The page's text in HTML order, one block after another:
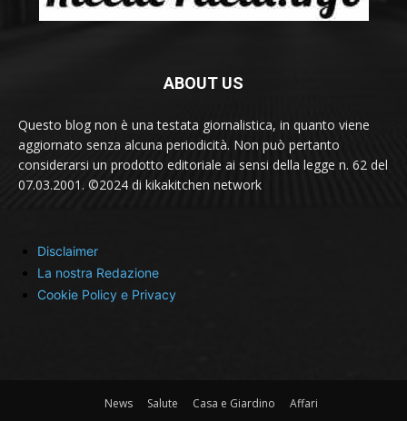
ABOUT US
Questo blog non è una testata giornalistica, in quanto viene
aggiornato senza alcuna periodicità. Non può pertanto
considerarsi un prodotto editoriale ai sensi della legge n. 62 del
07.03.2001. ©2024 di kikakitchen network
Disclaimer
La nostra Redazione
Cookie Policy e Privacy
News Salute Casa e Giardino Affari